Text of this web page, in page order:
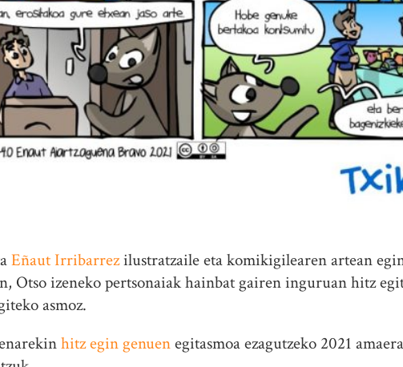
Eñaut Irribarrezilustratzaile eta komikigilearen artean
Otso izeneko pertsonaiak hainbat gairen inguruan hitz
asmoz.
hitz egin genuenegitasmoa ezagutzeko 2021